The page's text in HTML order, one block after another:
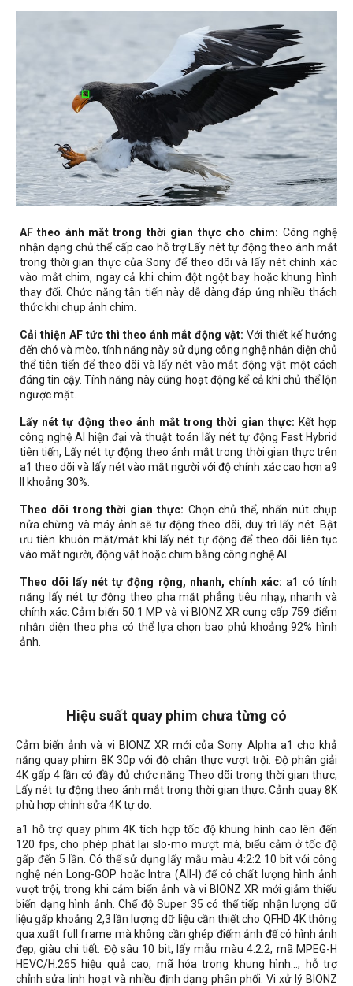
AF theo ánh mắt trong thời gian thực cho chim: Công nghệ
nhận dạng chủ thể cấp cao hỗ trợ Lấy nét tự động theo ánh mắt
trong thời gian thực của Sony để theo dõi và lấy nét chính xác
vào mắt chim, ngay cả khi chim đột ngột bay hoặc khung hình
thay đổi. Chức năng tân tiến này dễ dàng đáp ứng nhiều thách
thức khi chụp ảnh chim.
Cải thiện AF tức thì theo ánh mắt động vật:Với thiết kế hướng
đến chó và mèo, tính năng này sử dụng công nghệ nhận diện chủ
thể tiên tiến để theo dõi và lấy nét vào mắt động vật một cách
đáng tin cậy. Tính năng này cũng hoạt động kể cả khi chủ thể lộn
ngược mặt.
Lấy nét tự động theo ánh mắt trong thời gian thực: Kết hợp
công nghệ AI hiện đại và thuật toán lấy nét tự động Fast Hybrid
tiên tiến, Lấy nét tự động theo ánh mắt trong thời gian thực trên
a1 theo dõi và lấy nét vào mắt người với độ chính xác cao hơn a9
II khoảng 30%.
Theo dõi trong thời gian thực: Chọn chủ thể, nhấn nút chụp
nửa chừng và máy ảnh sẽ tự động theo dõi, duy trì lấy nét. Bật
ưu tiên khuôn mặt/mắt khi lấy nét tự động để theo dõi liên tục
vào mắt người, động vật hoặc chim bằng công nghệ AI.
Theo dõi lấy nét tự động rộng, nhanh, chính xác: a1 có tính
năng lấy nét tự động theo pha mặt phẳng tiêu nhạy, nhanh và
chính xác. Cảm biến 50.1 MP và vi BIONZ XR cung cấp 759 điểm
nhận diện theo pha có thể lựa chọn bao phủ khoảng 92% hình
ảnh.
Hiệu suất quay phim chưa từng có
Cảm biến ảnh và vi BIONZ XR mới của Sony Alpha a1 cho khả
năng quay phim 8K 30p với độ chân thực vượt trội. Độ phân giải
4K gấp 4 lần có đầy đủ chức năng Theo dõi trong thời gian thực,
Lấy nét tự động theo ánh mắt trong thời gian thực. Cảnh quay 8K
phù hợp chỉnh sửa 4K tự do.
a1 hỗ trợ quay phim 4K tích hợp tốc độ khung hình cao lên đến
120 fps, cho phép phát lại slo-mo mượt mà, biểu cảm ở tốc độ
gấp đến 5 lần. Có thể sử dụng lấy mẫu màu 4:2:2 10 bit với công
nghệ nén Long-GOP hoặc Intra (All-I) để có chất lượng hình ảnh
vượt trội, trong khi cảm biến ảnh và vi BIONZ XR mới giảm thiểu
biến dạng hình ảnh. Chế độ Super 35 có thể tiếp nhận lượng dữ
liệu gấp khoảng 2,3 lần lượng dữ liệu cần thiết cho QFHD 4K thông
qua xuất full frame mà không cần ghép điểm ảnh để có hình ảnh
đẹp, giàu chi tiết. Độ sâu 10 bit, lấy mẫu màu 4:2:2, mã MPEG-H
HEVC/H.265 hiệu quả cao, mã hóa trong khung hình..., hỗ trợ
chỉnh sửa linh hoạt và nhiều định dạng phân phối. Vi xử lý BIONZ